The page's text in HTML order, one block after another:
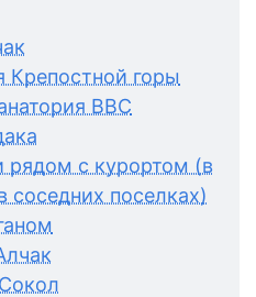
горы
ВВС
рядом с курортом (в
соседних поселках)